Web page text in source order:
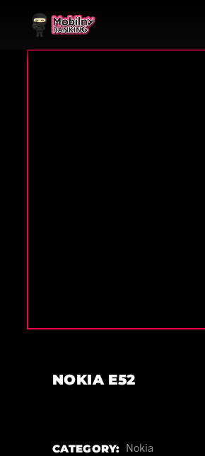
NOKIA E52
CATEGORY: Nokia